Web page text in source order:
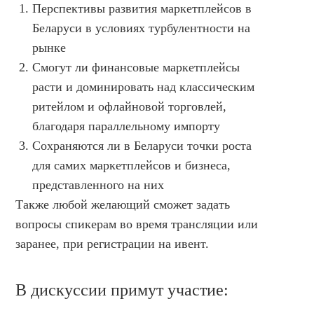
ВЛАДЕЛЬЦАМ ХОСТИНГ-КОМПАНИЙ
Перспективы развития маркетплейсов в
Беларуси в условиях турбулентности на
рынке
Смогут ли финансовые маркетплейсы
расти и доминировать над классическим
ритейлом и офлайновой торговлей,
благодаря параллельному импорту
Сохраняются ли в Беларуси точки роста
для самих маркетплейсов и бизнеса,
представленного на них
Также любой желающий сможет задать
вопросы спикерам во время трансляции или
заранее, при регистрации на ивент.
В дискуссии примут участие: